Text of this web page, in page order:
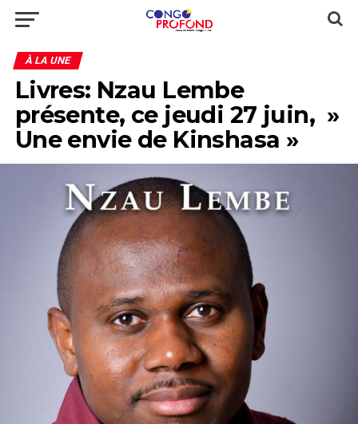
À LA UNE
Livres: Nzau Lembe
présente, ce jeudi 27 juin, »
Une envie de Kinshasa »